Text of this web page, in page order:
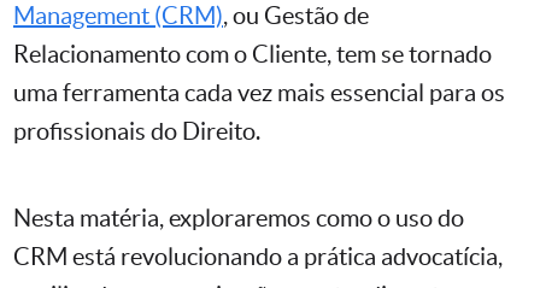
Management (CRM), ou Gestão de
Relacionamento com o Cliente, tem se tornado
uma ferramenta cada vez mais essencial para os
profissionais do Direito.
Nesta matéria, exploraremos como o uso do
CRM está revolucionando a prática advocatícia,